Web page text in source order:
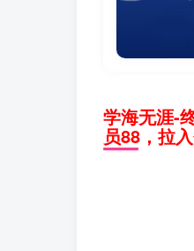
学海无涯-
员88，拉